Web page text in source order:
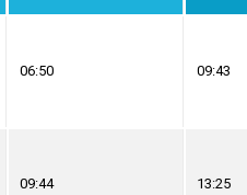
06:50 09:43
09:44 13:25